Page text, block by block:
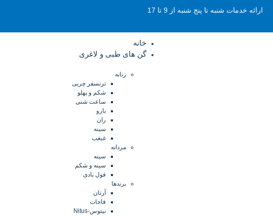
ارائه خدمات شنبه تا پنج شنبه از 9 تا 17
خانه
گن های طبی و لاغری
زنانه
ترنسفر چربی
شکم و پهلو
ساعت شنی
بازو
ران
سینه
غبغب
مردانه
سینه
سینه و شکم
فول بادی
برندها
آرتان
فاجات
نیتوس-Nitus